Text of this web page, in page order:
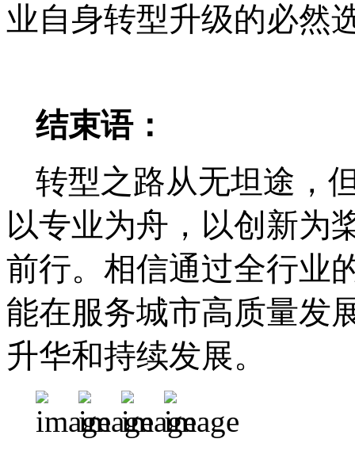
业自身转型升级的必然
结束语：
转型之路从无坦途，
以专业为舟，以创新为
前行。相信通过全行业
能在服务城市高质量发
升华和持续发展。